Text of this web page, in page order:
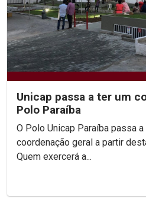
Unicap passa a ter um
Polo Paraíba
O Polo Unicap Paraíba passa
coordenação geral a partir
Quem exercerá a...